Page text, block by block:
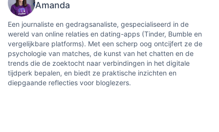
Amanda
Een journaliste en gedragsanaliste, gespecialiseerd in de
wereld van online relaties en dating-apps (Tinder, Bumble en
vergelijkbare platforms). Met een scherp oog ontcijfert ze de
psychologie van matches, de kunst van het chatten en de
trends die de zoektocht naar verbindingen in het digitale
tijdperk bepalen, en biedt ze praktische inzichten en
diepgaande reflecties voor bloglezers.